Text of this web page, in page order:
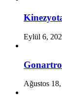
Eylül 6,
Ağustos